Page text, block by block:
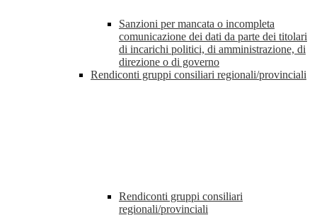
Sanzioni per mancata o incompleta
comunicazione dei dati da parte dei titolari
di incarichi politici, di amministrazione, di
direzione o di governo
Rendiconti gruppi consiliari regionali/provinciali
Rendiconti gruppi consiliari
regionali/provinciali